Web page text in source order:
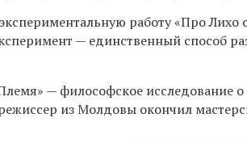
работу «Про Лихо
— единственный способ
— философское исследование о
из Молдовы окончил